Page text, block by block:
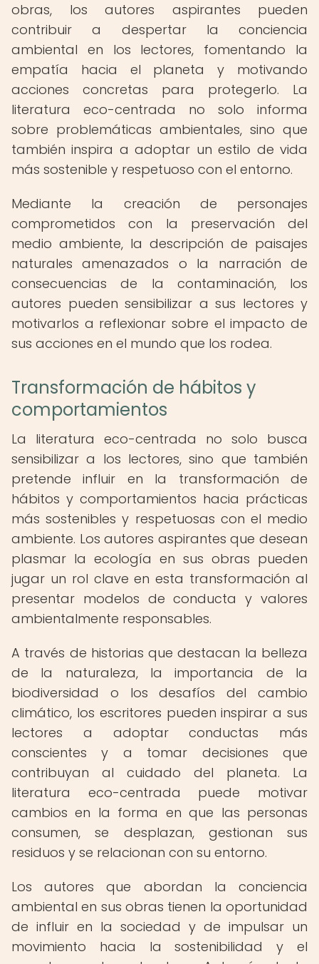
obras, los autores aspirantes pueden
contribuir a despertar la conciencia
ambiental en los lectores, fomentando la
empatía hacia el planeta y motivando
acciones concretas para protegerlo. La
literatura eco-centrada no solo informa
sobre problemáticas ambientales, sino que
también inspira a adoptar un estilo de vida
más sostenible y respetuoso con el entorno.
Mediante la creación de personajes
comprometidos con la preservación del
medio ambiente, la descripción de paisajes
naturales amenazados o la narración de
consecuencias de la contaminación, los
autores pueden sensibilizar a sus lectores y
motivarlos a reflexionar sobre el impacto de
sus acciones en el mundo que los rodea.
Transformación de hábitos y
comportamientos
La literatura eco-centrada no solo busca
sensibilizar a los lectores, sino que también
pretende influir en la transformación de
hábitos y comportamientos hacia prácticas
más sostenibles y respetuosas con el medio
ambiente. Los autores aspirantes que desean
plasmar la ecología en sus obras pueden
jugar un rol clave en esta transformación al
presentar modelos de conducta y valores
ambientalmente responsables.
A través de historias que destacan la belleza
de la naturaleza, la importancia de la
biodiversidad o los desafíos del cambio
climático, los escritores pueden inspirar a sus
lectores a adoptar conductas más
conscientes y a tomar decisiones que
contribuyan al cuidado del planeta. La
literatura eco-centrada puede motivar
cambios en la forma en que las personas
consumen, se desplazan, gestionan sus
residuos y se relacionan con su entorno.
Los autores que abordan la conciencia
ambiental en sus obras tienen la oportunidad
de influir en la sociedad y de impulsar un
movimiento hacia la sostenibilidad y el